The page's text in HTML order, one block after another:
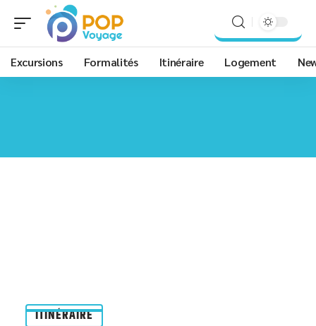
Excursions Formalités Itinéraire Logement
ITINÉRAIRE